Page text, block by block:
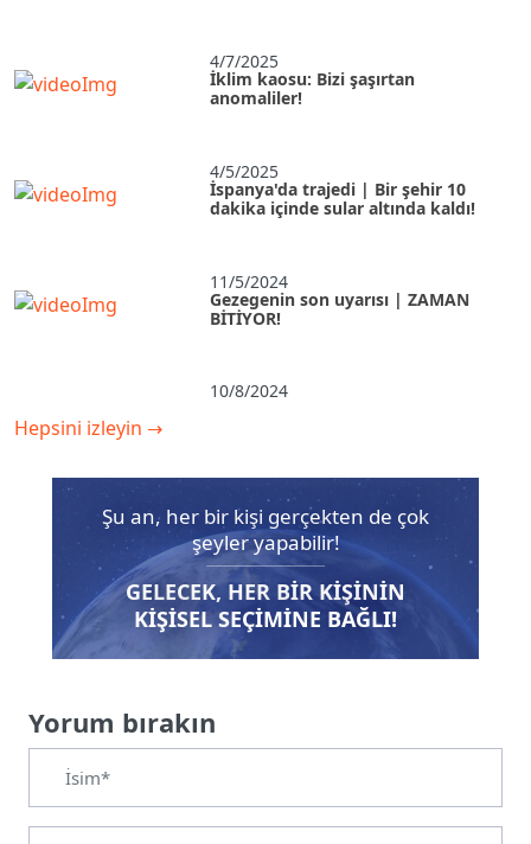
4/7/2025
İklim kaosu: Bizi şaşırtan
anomaliler!
4/5/2025
İspanya'da trajedi | Bir şehir 10
dakika içinde sular altında kaldı!
11/5/2024
Gezegenin son uyarısı | ZAMAN
BİTİYOR!
10/8/2024
Hepsini izleyin →
Şu an, her bir kişi gerçekten de çok
şeyler yapabilir!
GELECEK, HER BIR KIŞININ
KIŞISEL SEÇIMINE BAĞLI!
Yorum bırakın